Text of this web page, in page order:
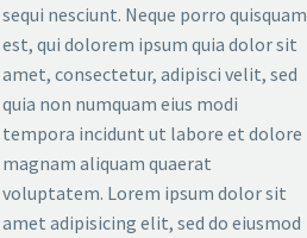
sequi nesciunt. Neque porro quisquam
est, qui dolorem ipsum quia dolor sit
amet, consectetur, adipisci velit, sed
quia non numquam eius modi
tempora incidunt ut labore et dolore
magnam aliquam quaerat
voluptatem. Lorem ipsum dolor sit
amet adipisicing elit, sed do eiusmod